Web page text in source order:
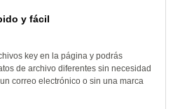
y fácil
key en la página y podrás
de archivo diferentes sin necesidad
correo electrónico o sin una marca